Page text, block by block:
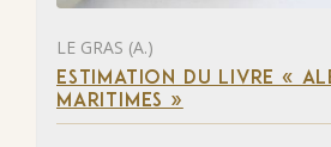
LE GRAS (A.)
ESTIMATION DU LIVRE «
MARITIMES »